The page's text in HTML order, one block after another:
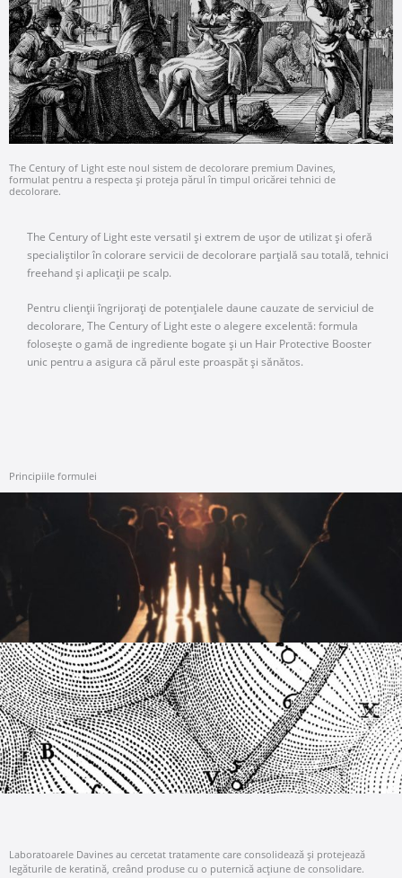
The Century of Light este noul sistem de decolorare premium Davines,
formulat pentru a respecta și proteja părul în timpul oricărei tehnici de
decolorare.
The Century of Light este versatil și extrem de ușor de utilizat și oferă
specialiștilor în colorare servicii de decolorare parțială sau totală, tehnici
freehand și aplicații pe scalp.
Pentru clienții îngrijorați de potențialele daune cauzate de serviciul de
decolorare, The Century of Light este o alegere excelentă: formula
folosește o gamă de ingrediente bogate și un Hair Protective Booster
unic pentru a asigura că părul este proaspăt și sănătos.
Principiile formulei
Laboratoarele Davines au cercetat tratamente care consolidează și protejează
legăturile de keratină, creând produse cu o puternică acțiune de consolidare.